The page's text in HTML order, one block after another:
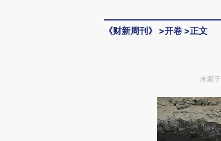
《财新周刊》 >开卷 >正文
来源于